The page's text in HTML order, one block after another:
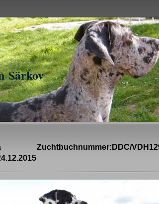
Särkov
Zuchtbuchnummer:DDC/